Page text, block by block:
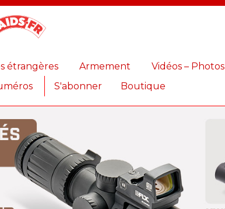
étrangères Armement
Vidéos – Photos
S'abonner Boutique